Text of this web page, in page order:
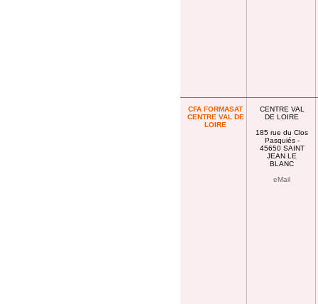
CFA FORMASAT
CENTRE VAL DE
LOIRE
CENTRE VAL
DE LOIRE
185 rue du Clos
Pasquiés -
45650 SAINT
JEAN LE
BLANC
eMail